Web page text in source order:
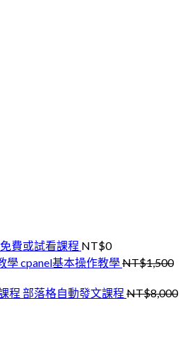
。
免費或試看課程 NT$0
cpanel基本操作教學NT$1,500
部落格自動發文課程 NT$8,000